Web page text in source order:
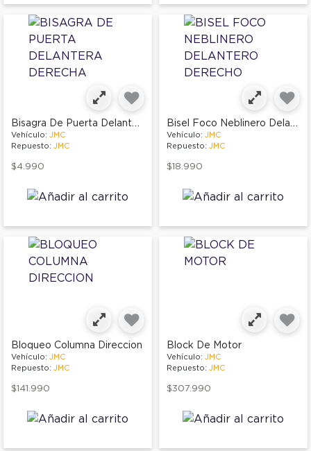
Bisagra De Puerta Delantera Derecha
Vehículo: JMC
Repuesto: JMC
$4.990
Bisel Foco Neblinero Delantero Derecho
Vehículo: JMC
Repuesto: JMC
$18.990
Bloqueo Columna Direccion
Vehículo: JMC
Repuesto: JMC
$141.990
Block De Motor
Vehículo: JMC
Repuesto: JMC
$307.990